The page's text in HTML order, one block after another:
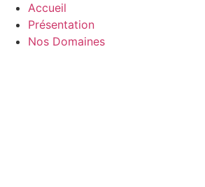
Accueil
Présentation
Nos Domaines